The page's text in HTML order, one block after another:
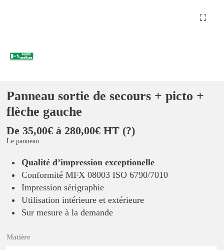
Panneau sortie de secours + picto +
flèche gauche
De 35,00€ à 280,00€ HT (?)
Le panneau
Qualité d’impression exceptionelle
Conformité MFX 08003 ISO 6790/7010
Impression sérigraphie
Utilisation intérieure et extérieure
Sur mesure à la demande
Matière